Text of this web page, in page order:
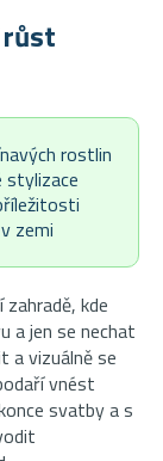
růst
rostlin
stylizace
zemi
kde
a jen se nechat
a vizuálně se
vnést
svatby a s